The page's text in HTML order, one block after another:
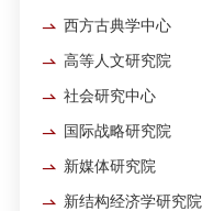
西方古典学中心
高等人文研究院
社会研究中心
国际战略研究院
新媒体研究院
新结构经济学研究院